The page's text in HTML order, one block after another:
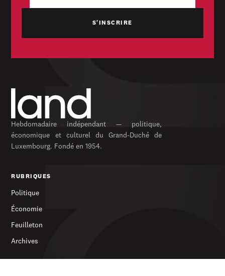
Hebdomadaire indépendant — politique,
économique et culturel du Grand-Duché de
Luxembourg. Fondé en 1954.
RUBRIQUES
Politique
Économie
Feuilleton
Archives